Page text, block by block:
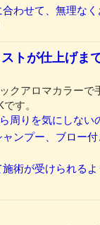
合わせて、無理な
トが仕上げま
クアロマカラーで
す。
周りを気にしない
ンプー、ブロー
術が受けられる